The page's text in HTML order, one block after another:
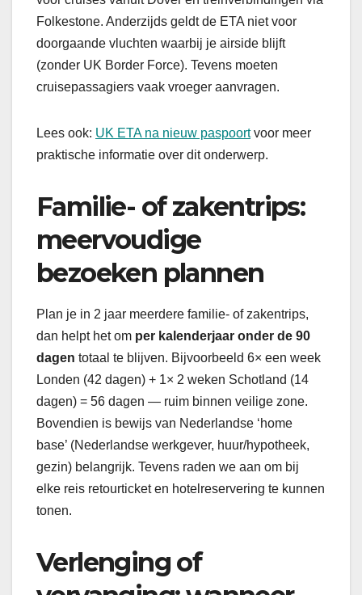
Folkestone. Anderzijds geldt de ETA niet voor
doorgaande vluchten waarbij je airside blijft
(zonder UK Border Force). Tevens moeten
cruisepassagiers vaak vroeger aanvragen.
Lees ook: UK ETA na nieuw paspoortvoor meer
praktische informatie over dit onderwerp.
Familie- of zakentrips:
meervoudige
bezoeken plannen
Plan je in 2 jaar meerdere familie- of zakentrips,
dan helpt het om per kalenderjaar onder de 90
dagen totaal te blijven. Bijvoorbeeld 6× een week
Londen (42 dagen) + 1× 2 weken Schotland (14
dagen) = 56 dagen — ruim binnen veilige zone.
Bovendien is bewijs van Nederlandse ‘home
base’ (Nederlandse werkgever, huur/hypotheek,
gezin) belangrijk. Tevens raden we aan om bij
elke reis retourticket en hotelreservering te kunnen
tonen.
Verlenging of